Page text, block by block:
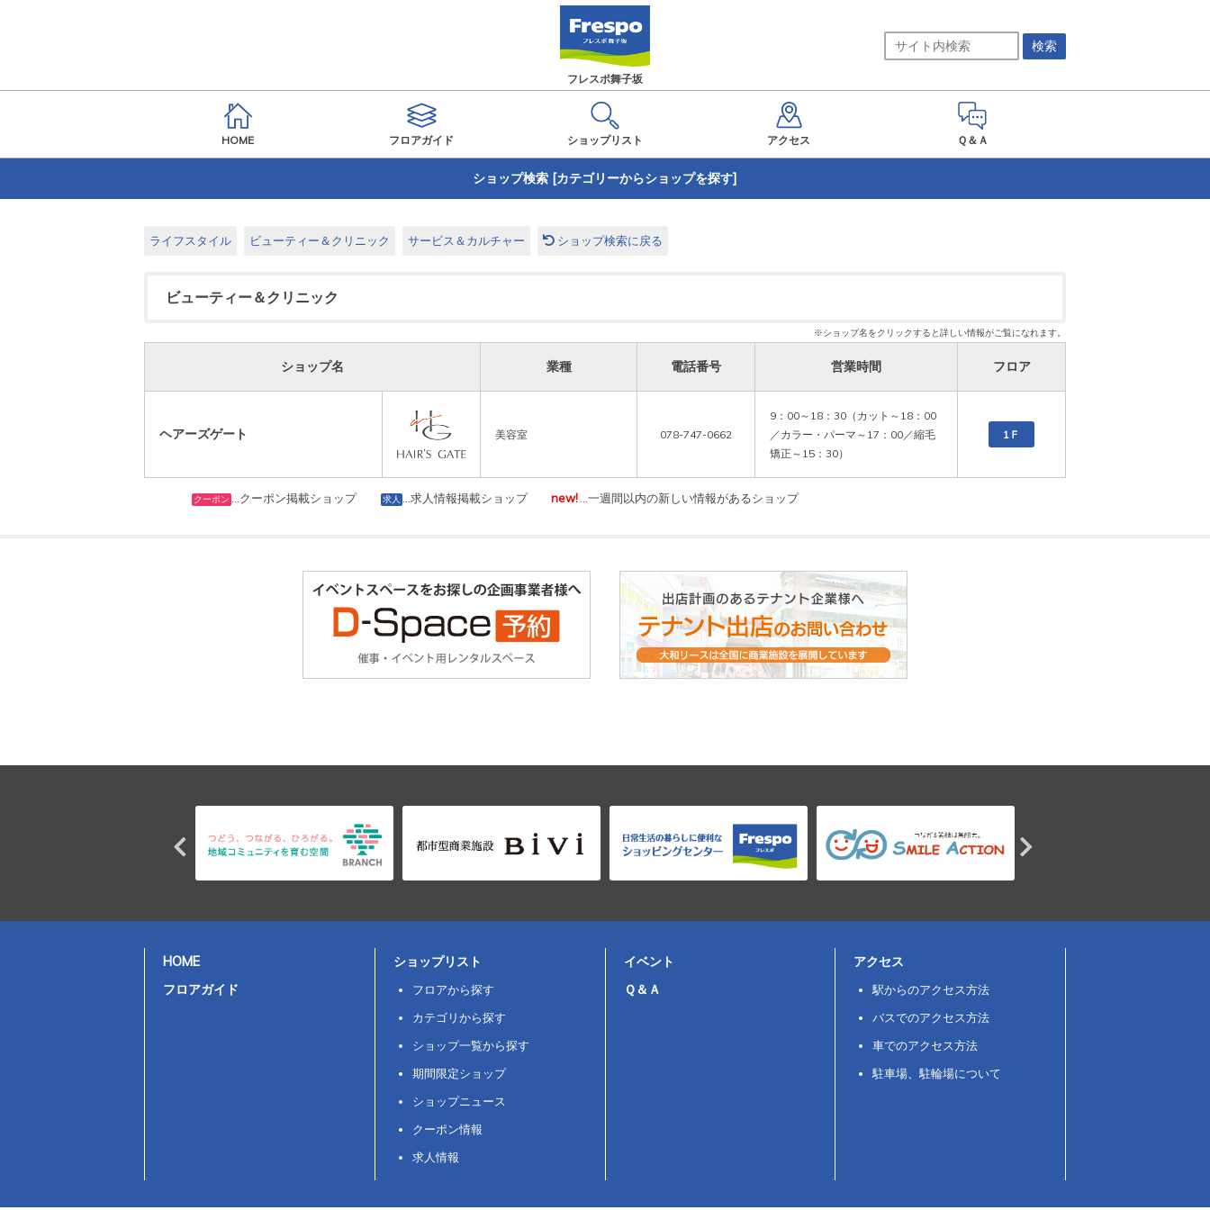
フレスポ舞子坂
HOME フロアガイド ショップリスト アクセス Ｑ＆Ａ
ショップ検索 [カテゴリーからショップを探す]
ライフスタイル ビューティー＆クリニック サービス＆カルチャー ショップ検索に戻る
ビューティー＆クリニック
※ショップ名をクリックすると詳しい情報がご覧になれます。
ショップ名 業種 電話番号 営業時間 フロア
ヘアーズゲート 美容室 078-747-0662
9：00～18：30（カット～18：00
／カラー・パーマ～17：00／縮毛
矯正～15：30）
1Ｆ
クーポン …クーポン掲載ショップ 求人 …求人情報掲載ショップ new! …一週間以内の新しい情報があるショップ
HOME
フロアガイド
ショップリスト
フロアから探す
カテゴリから探す
ショップ一覧から探す
期間限定ショップ
ショップニュース
クーポン情報
求人情報
イベント
Ｑ＆Ａ
アクセス
駅からのアクセス方法
バスでのアクセス方法
車でのアクセス方法
駐車場、駐輪場について